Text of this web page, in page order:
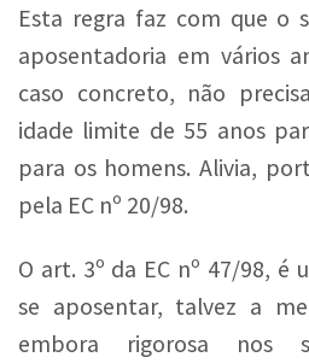
Esta regra faz com que o
aposentadoria em vários
caso concreto, não
idade limite de 55 anos
para os homens. Alivia,
pela EC nº 20/98.
O art. 3º da EC nº 47/98, é
se aposentar, talvez a
embora rigorosa nos